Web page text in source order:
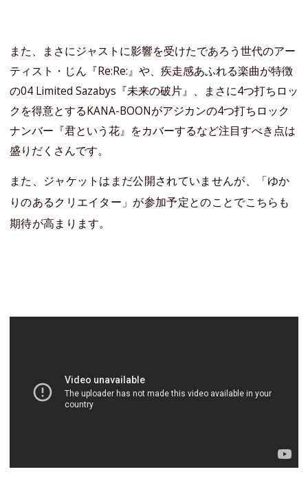
また、まさにジャストに影響を受けたであろう世代のアー
ティスト・じん『Re:Re:』や、疾走感あふれる楽曲が特徴
の04 Limited Sazabys『未来の破片』、まさに4つ打ちロッ
クを得意とするKANA-BOONがアジカンの4つ打ちロック
ナンバー『君という花』をカバーするなど注目すべき点は
盛りだくさんです。
また、ジャケットはまだ公開されていませんが、「ゆか
りのあるクリエイター」が参加予定とのことでこちらも
期待が高まります。